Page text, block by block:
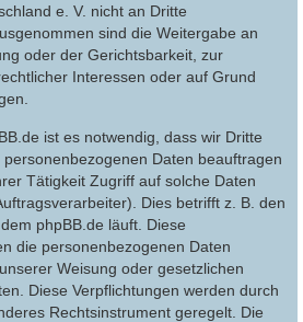
e. V. nicht an Dritte
sind die Weitergabe an
oder der Gerichtsbarkeit, zur
Interessen oder auf Grund
ist es notwendig, dass wir Dritte
Daten beauftragen
Tätigkeit Zugriff auf solche Daten
Dies betrifft z. B. den
phpBB.de läuft. Diese
die personenbezogenen Daten
Weisung oder gesetzlichen
Diese Verpflichtungen werden durch
Rechtsinstrument geregelt. Die